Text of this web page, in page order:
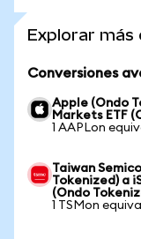
Explorar más
Conversiones
Apple (Ondo
Markets ETF
1 AAPLon
Taiwan
Tokenized) a
(Ondo
1 TSMon